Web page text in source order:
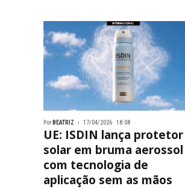
Por BEATRIZ 17/04/2026 · 18:08
UE: ISDIN lança protetor
solar em bruma aerossol
com tecnologia de
aplicação sem as mãos